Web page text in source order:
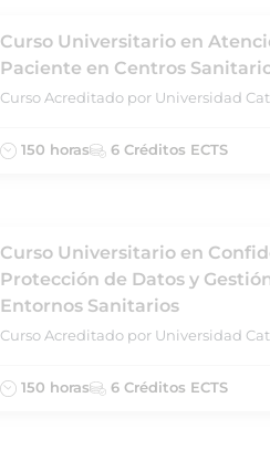
Curso Universitario en
Paciente en Centros
Curso Acreditado por Universidad
150 horas 6 Créditos ECTS
Curso Universitario en
Protección de Datos y
Entornos Sanitarios
Curso Acreditado por Universidad
150 horas 6 Créditos ECTS